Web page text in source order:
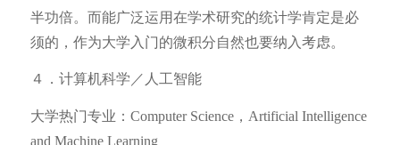
半功倍。而能广泛运用在学术研究的统计学肯定是必
须的，作为大学入门的微积分自然也要纳入考虑。
４．计算机科学／人工智能
大学热门专业：Computer Science，Artificial Intelligence
and Machine Learning